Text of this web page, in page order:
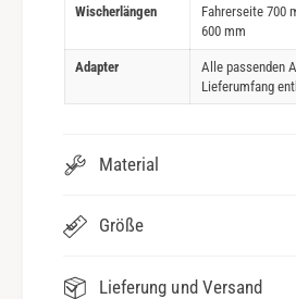
Wischerlängen
Fahrerseite 700
600 mm
Adapter
Alle passenden
Lieferumfang
Material
Größe
Lieferung und Versand